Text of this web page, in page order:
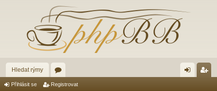
Hledat rýmy
ór
Přihlásit se Registrovat